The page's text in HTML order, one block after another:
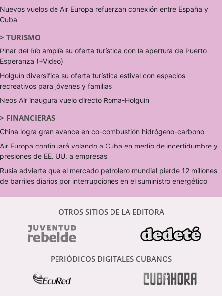
Nuevos vuelos de Air Europa refuerzan conexión entre España y
Cuba
> TURISMO
Pinar del Río amplía su oferta turística con la apertura de Puerto
Esperanza (+Video)
Holguín diversifica su oferta turística estival con espacios
recreativos para jóvenes y familias
Neos Air inaugura vuelo directo Roma-Holguín
> FINANCIERAS
China logra gran avance en co-combustión hidrógeno-carbono
Air Europa continuará volando a Cuba en medio de incertidumbre y
presiones de EE. UU. a empresas
Rusia advierte que el mercado petrolero mundial pierde 12 millones
de barriles diarios por interrupciones en el suministro energético
OTROS SITIOS DE LA EDITORA
PERIÓDICOS DIGITALES CUBANOS